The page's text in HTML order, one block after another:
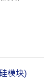
模块)